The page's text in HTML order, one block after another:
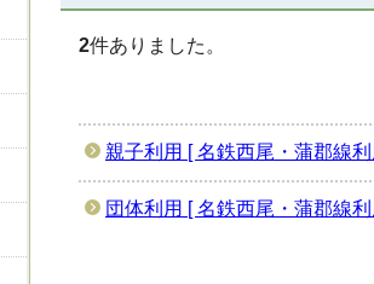
2件ありました。
親子利用 [ 名鉄西尾・蒲郡線
団体利用 [ 名鉄西尾・蒲郡線